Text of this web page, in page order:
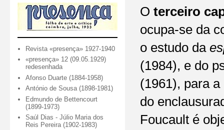
O terceiro
ocupa-se da
o estudo da
(1984), e do
(1961), para
do
Foucault é
Revista «presença» 1927-1940
«presença» 12 (09.05.1929)
redesenhada
Afonso Duarte (1884-1958)
António de Sousa (1898-1981)
Edmundo de Bettencourt
(1899-1973)
Saúl Dias - Júlio Maria dos
Reis Pereira (1902-1983)